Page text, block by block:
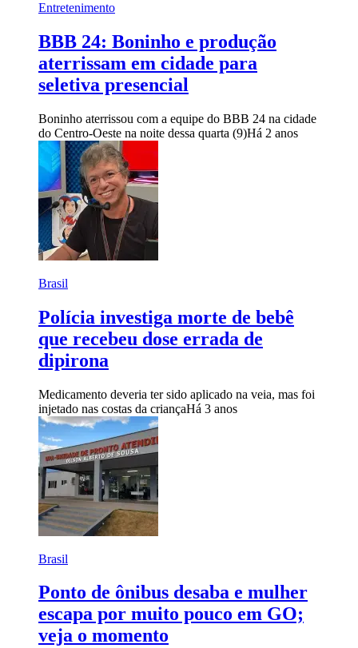
Entretenimento
BBB 24: Boninho e produção
aterrissam em cidade para
seletiva presencial
Boninho aterrissou com a equipe do BBB 24 na cidade
do Centro-Oeste na noite dessa quarta (9)Há 2 anos
Brasil
Polícia investiga morte de bebê
que recebeu dose errada de
dipirona
Medicamento deveria ter sido aplicado na veia, mas foi
injetado nas costas da criançaHá 3 anos
Brasil
Ponto de ônibus desaba e mulher
escapa por muito pouco em GO;
veja o momento